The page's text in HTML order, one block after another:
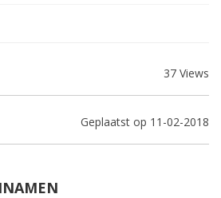
37 Views
Geplaatst op 11-02-2018